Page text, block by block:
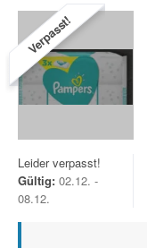
Verpasst!
Leider verpasst!
Gültig: 02.12. -
08.12.